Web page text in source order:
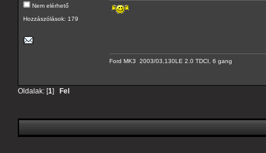
Nem elérhető
Hozzászólások: 179
Ford MK3 2003/03,130LE 2.0 TDCI, 6 gang
Oldalak: [1] Fel